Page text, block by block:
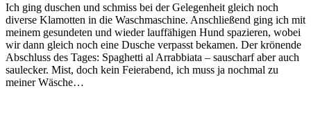
Ich ging duschen und schmiss bei der Gelegenheit gleich noch
diverse Klamotten in die Waschmaschine. Anschließend ging ich mit
meinem gesundeten und wieder lauffähigen Hund spazieren, wobei
wir dann gleich noch eine Dusche verpasst bekamen. Der krönende
Abschluss des Tages: Spaghetti al Arrabbiata – sauscharf aber auch
saulecker. Mist, doch kein Feierabend, ich muss ja nochmal zu
meiner Wäsche…